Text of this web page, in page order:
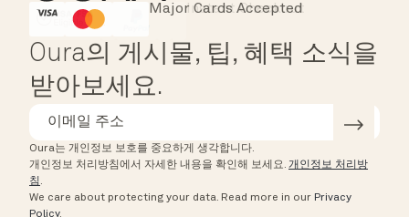
HSA/FSA Eligible
Instant Checkout
Major Cards Accepted
Oura의 게시물, 팁, 혜택 소식을
받아보세요.
Oura는 개인정보 보호를 중요하게 생각합니다.
개인정보 처리방침에서 자세한 내용을 확인해 보세요. 개인정보 처리방
침 .
We care about protecting your data. Read more in our Privacy
Policy.